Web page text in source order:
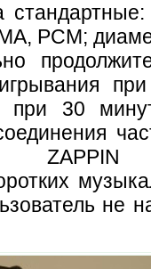
PCM;
30
ZAPPIN
не